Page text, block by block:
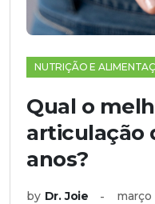
NUTRIÇÃO E
Qual o
articulação
anos?
by Dr. Joie março